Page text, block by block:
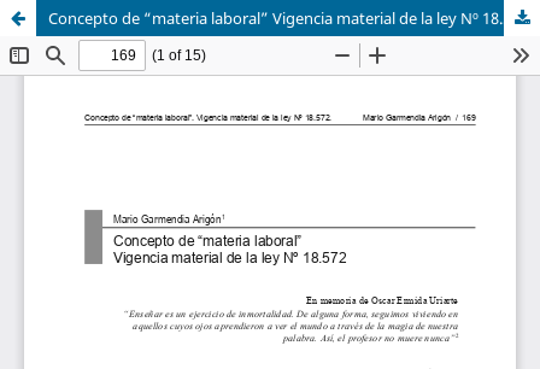
Concepto de “materia laboral” Vigencia material de la ley Nº 18.572